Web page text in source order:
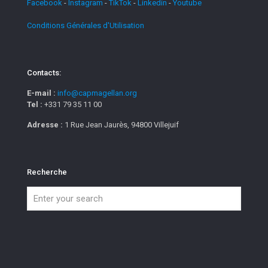
Facebook - Instagram -TikTok - Linkedin - Youtube
Conditions Générales d'Utilisation
Contacts:
E-mail : info@capmagellan.org
Tel : +331 79 35 11 00
Adresse : 1 Rue Jean Jaurès, 94800 Villejuif
Recherche